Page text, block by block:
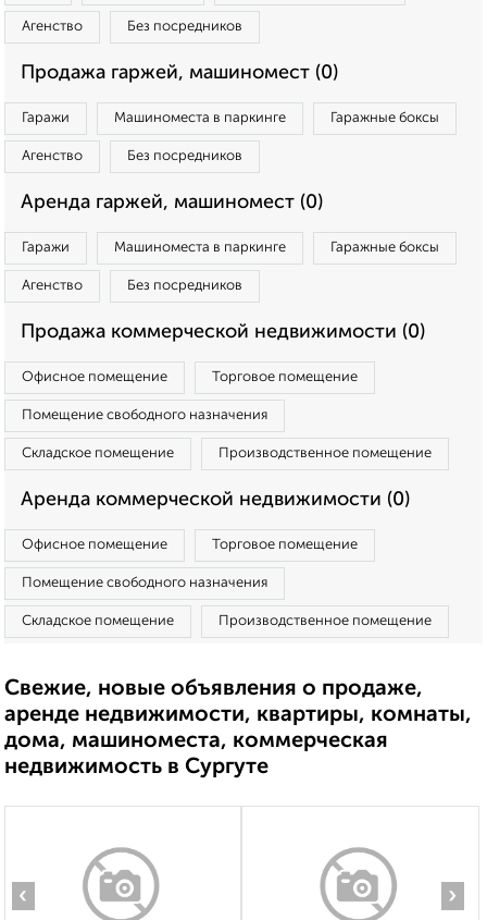
Агенство Без посредников
Продажа гаржей, машиномест (0)
Гаражи Машиноместа в паркинге Гаражные боксы
Агенство Без посредников
Аренда гаржей, машиномест (0)
Гаражи Машиноместа в паркинге Гаражные боксы
Агенство Без посредников
Продажа коммерческой недвижимости (0)
Офисное помещение Торговое помещение
Помещение свободного назначения
Складское помещение Производственное помещение
Аренда коммерческой недвижимости (0)
Офисное помещение Торговое помещение
Помещение свободного назначения
Складское помещение Производственное помещение
Свежие, новые объявления о продаже,
аренде недвижимости, квартиры, комнаты,
дома, машиноместа, коммерческая
недвижимость в Сургуте
‹ ›